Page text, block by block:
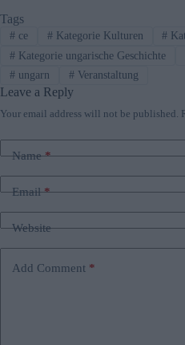
noopeneru0022u003eBattle of
pageu003c/au003e. Organisers
the schedule, so check for updates
and RSVP via the u003ca
href=u0022https://
93480400u0022
rel=u0022noreferrer
event pageu003c/au003e.
Tags
#ce #Kategorie Kulturen #
#Kategorie ungarische Geschichte
#ungarn #Veranstaltung
Leave a Reply
Your email address will not be published.
Name*
Email*
Website
Add Comment *